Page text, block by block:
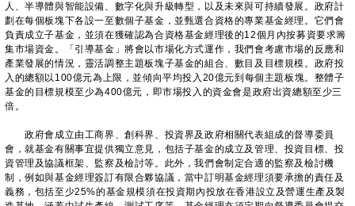
人、半導體與智能設備、數字化與升級轉型，以及未來與可持續發展。政府計
劃在每個板塊下各設一至數個子基金，並甄選合資格的專業基金經理。它們會
負責成立子基金，並須在獲確認為合資格基金經理後的12個月內按募資要求籌
集市場資金。「引導基金」將會以市場化方式運作，我們會考慮市場的反應和
產業發展的情況，靈活調整主題板塊子基金的組合、數目及目標規模。政府投
入的總額以100億元為上限，並傾向平均投入20億元到每個主題板塊。整體子
基金的目標規模至少為400億元，即市場投入的資金會是政府出資總額至少三
倍。
政府會成立由工商界、創科界、投資界及政府相關代表組成的督導委員
會，就基金有關事宜提供獨立意見，包括子基金的成立及管理、投資目標、投
資管理及協議框架、監察及檢討等。此外，我們會制定合適的監察及檢討機
制，例如與基金經理簽訂有限合夥協議，當中訂明基金經理須要承擔的責任及
義務，包括至少25%的基金規模須在投資期內投放在香港設立及營運生產及製